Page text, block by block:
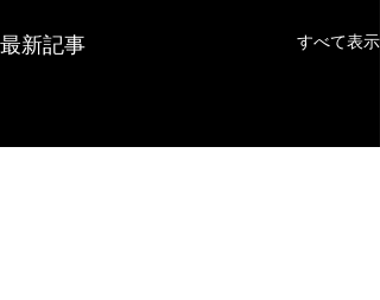
最新記事 すべて表示